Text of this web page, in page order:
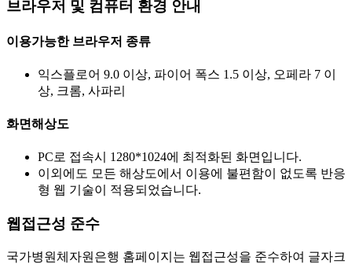
브라우저 및 컴퓨터 환경 안내
이용가능한 브라우저 종류
익스플로어 9.0 이상, 파이어 폭스 1.5 이상, 오페라 7 이
상, 크롬, 사파리
화면해상도
PC로 접속시 1280*1024에 최적화된 화면입니다.
이외에도 모든 해상도에서 이용에 불편함이 없도록 반응
형 웹 기술이 적용되었습니다.
웹접근성 준수
국가병원체자원은행 홈페이지는 웹접근성을 준수하여 글자크